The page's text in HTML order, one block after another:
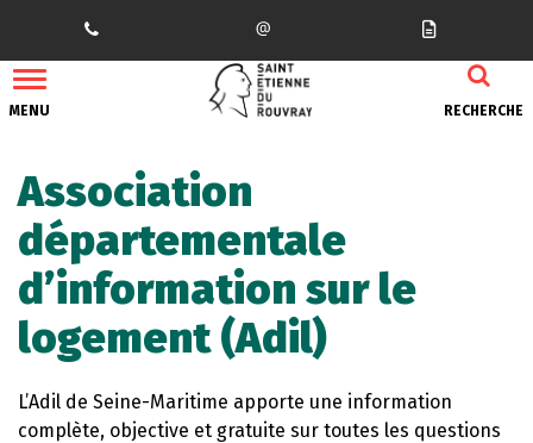
MENU RECHERCHE
Association
départementale
d’information sur le
logement (Adil)
L’Adil de Seine-Maritime apporte une information
complète, objective et gratuite sur toutes les questions